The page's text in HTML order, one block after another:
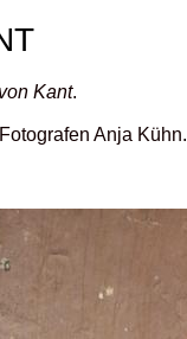
Kant.
Anja Kühn.